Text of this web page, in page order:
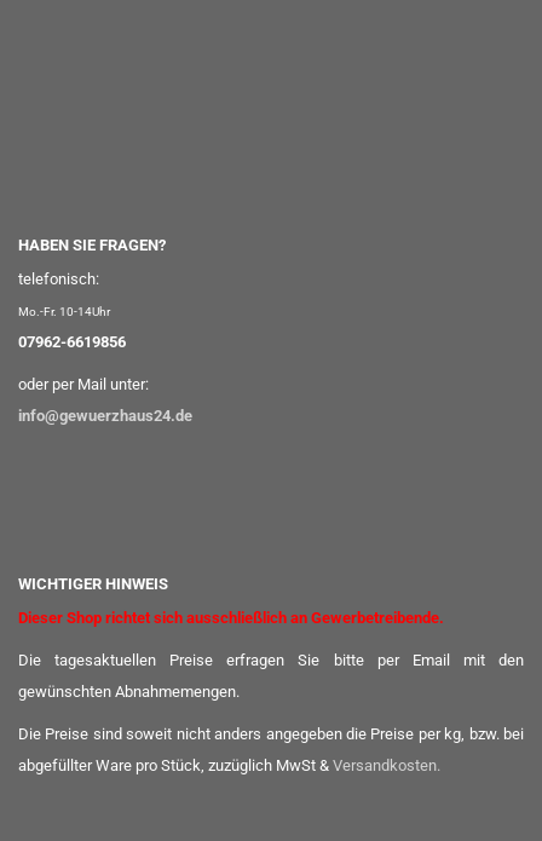
HABEN SIE FRAGEN?
telefonisch:
Mo.-Fr. 10-14Uhr
07962-6619856
oder per Mail unter:
info@gewuerzhaus24.de
WICHTIGER HINWEIS
Dieser Shop richtet sich ausschließlich an Gewerbetreibende.
Die tagesaktuellen Preise erfragen Sie bitte per Email mit den
gewünschten Abnahmemengen.
Die Preise sind soweit nicht anders angegeben die Preise per kg, bzw. bei
abgefüllter Ware pro Stück, zuzüglich MwSt & Versandkosten.